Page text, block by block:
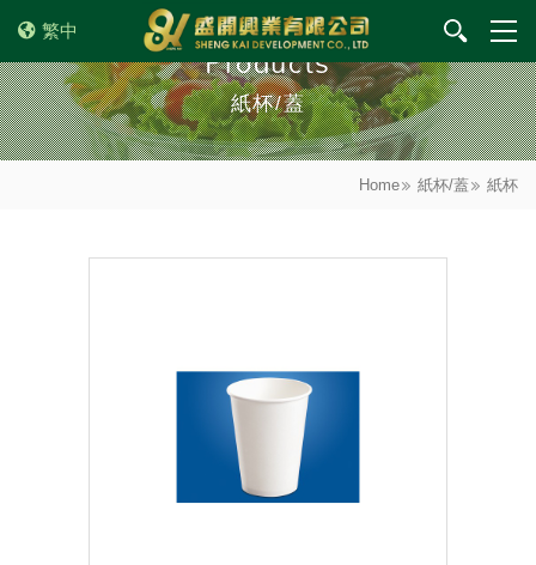
繁中
Products
紙杯/蓋
Home 紙杯/蓋 紙杯